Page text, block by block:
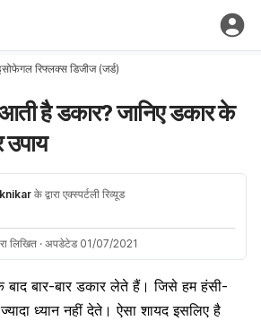
रिफ्लक्स डिजीज (जर्ड)
है डकार? जानिए डकार के
के द्वारा एक्स्पर्टली रिव्यूड
लिखित · अपडेटेड 01/07/2021
बार-बार डकार लेते हैं। ​जिसे हम हंसी-
ध्यान नहीं देते। ऐसा शायद इसलिए है